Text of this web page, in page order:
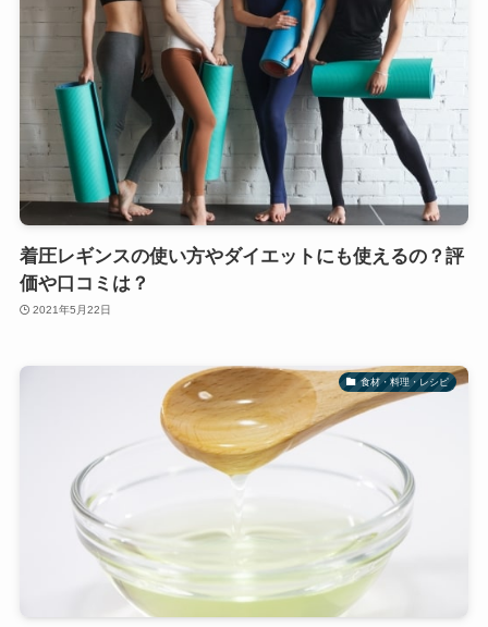
着圧レギンスの使い方やダイエットにも使えるの？評
価や口コミは？
2021年5月22日
食材・料理・レシピ